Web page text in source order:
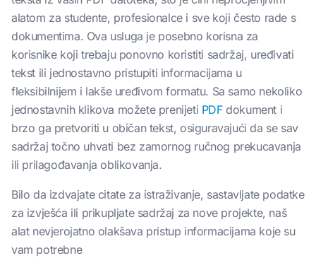
alatom za studente, profesionalce i sve koji često rade s
dokumentima. Ova usluga je posebno korisna za
korisnike koji trebaju ponovno koristiti sadržaj, uređivati
tekst ili jednostavno pristupiti informacijama u
fleksibilnijem i lakše uređivom formatu. Sa samo nekoliko
jednostavnih klikova možete prenijeti PDFdokument i
brzo ga pretvoriti u običan tekst, osiguravajući da se sav
sadržaj točno uhvati bez zamornog ručnog prekucavanja
ili prilagođavanja oblikovanja.
Bilo da izdvajate citate za istraživanje, sastavljate podatke
za izvješća ili prikupljate sadržaj za nove projekte, naš
alat nevjerojatno olakšava pristup informacijama koje su
vam potrebne